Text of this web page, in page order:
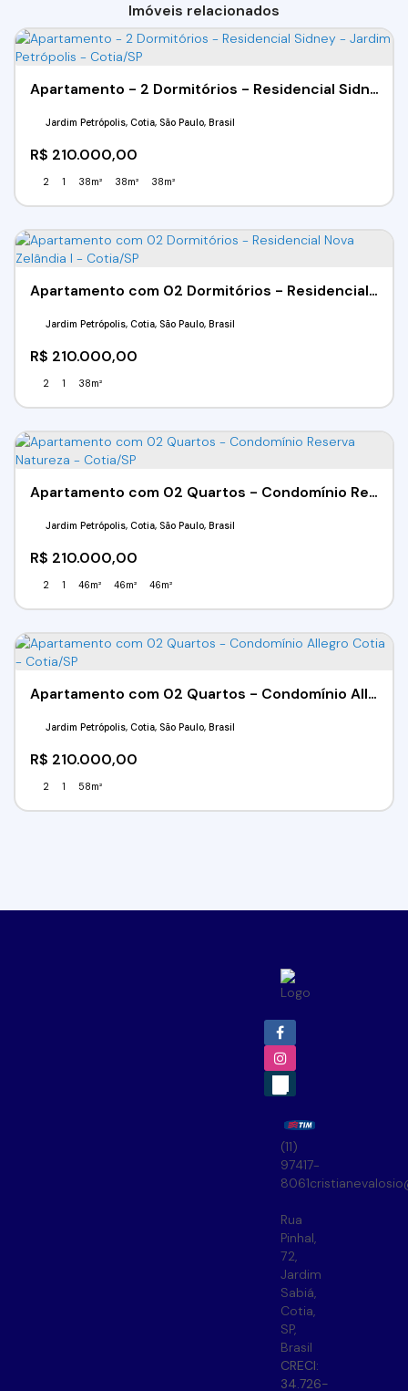
Imóveis relacionados
Apartamento - 2 Dormitórios - Residencial Sidney - Jardim Petrópolis - Cotia/SP
R$ 210.000,00
Jardim Petrópolis, Cotia, São Paulo, Brasil
2 1 38m² 38m² 38m²
Apartamento com 02 Dormitórios - Residencial Nova Zelândia I - Cotia/SP
R$ 210.000,00
Jardim Petrópolis, Cotia, São Paulo, Brasil
2 1 38m²
Apartamento com 02 Quartos - Condomínio Reserva Natureza - Cotia/SP
R$ 210.000,00
Jardim Petrópolis, Cotia, São Paulo, Brasil
2 1 46m² 46m² 46m²
Apartamento com 02 Quartos - Condomínio Allegro Cotia - Cotia/SP
R$ 210.000,00
Jardim Petrópolis, Cotia, São Paulo, Brasil
2 1 58m²
(11)
97417-
8061
Rua
Pinhal,
72,
Jardim
Sabiá,
Cotia,
SP,
Brasil
CRECI:
34.726-